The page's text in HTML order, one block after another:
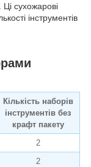
Ці сухожарові
інструментів
Кількість наборів
інструментів без
крафт пакету
2
2